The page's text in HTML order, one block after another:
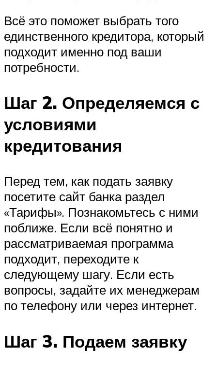
Всё это поможет выбрать того
единственного кредитора, который
подходит именно под ваши
потребности.
Шаг 2. Определяемся с
условиями
кредитования
Перед тем, как подать заявку
посетите сайт банка раздел
«Тарифы». Познакомьтесь с ними
поближе. Если всё понятно и
рассматриваемая программа
подходит, переходите к
следующему шагу. Если есть
вопросы, задайте их менеджерам
по телефону или через интернет.
Шаг 3. Подаем заявку